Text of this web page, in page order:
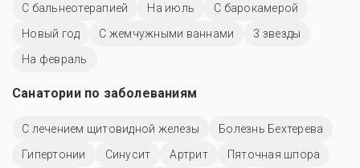
С бальнеотерапией
На июль
С барокамерой
Новый год
С жемчужными ваннами
3 звезды
На февраль
Санатории по заболеваниям
С лечением щитовидной железы
Болезнь Бехтерева
Гипертонии
Синусит Артрит
Пяточная шпора